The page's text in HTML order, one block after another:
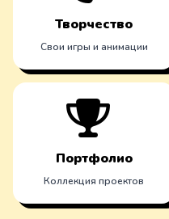
Творчество
Свои игры и анимации
Портфолио
Коллекция проектов